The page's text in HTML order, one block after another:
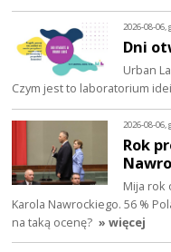
2026-08-06,
Dni
Urban
Czym jest to laboratorium
2026-08-06,
Rok
Mija rok
Karola Nawrockiego. 56 %
na taką ocenę? » więcej